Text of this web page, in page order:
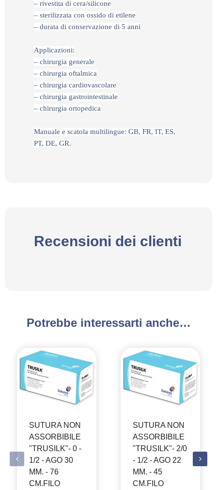
– rivestita di cera/silicone
– sterilizzata con ossido di etilene
– durata di conservazione di 5 anni
Applicazioni:
– chirurgia generale
– chirurgia oftalmica
– chirurgia cardiovascolare
– chirurgia gastrointestinale
– chirurgia ortopedica
Manuale e scatola multilingue: GB, FR, IT, ES,
PT, DE, GR.
Recensioni dei clienti
Potrebbe interessarti anche…
SUTURA NON
ASSORBIBILE
"TRUSILK"- 0 -
1/2 - AGO 30
MM. - 76
CM.FILO
SUTURA NON
ASSORBIBILE
"TRUSILK"- 2/0
- 1/2 - AGO 22
MM. - 45
CM.FILO